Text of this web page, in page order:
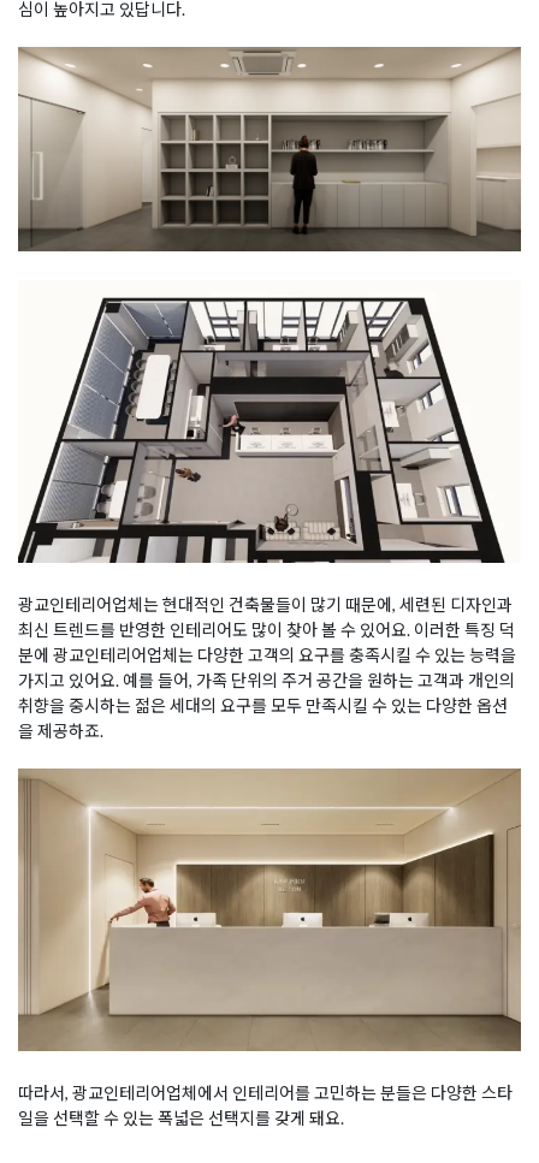
심이 높아지고 있답니다.
광교인테리어업체는 현대적인 건축물들이 많기 때문에, 세련된 디자인과
최신 트렌드를 반영한 인테리어도 많이 찾아 볼 수 있어요. 이러한 특징 덕
분에 광교인테리어업체는 다양한 고객의 요구를 충족시킬 수 있는 능력을
가지고 있어요. 예를 들어, 가족 단위의 주거 공간을 원하는 고객과 개인의
취향을 중시하는 젊은 세대의 요구를 모두 만족시킬 수 있는 다양한 옵션
을 제공하죠.
따라서, 광교인테리어업체에서 인테리어를 고민하는 분들은 다양한 스타
일을 선택할 수 있는 폭넓은 선택지를 갖게 돼요.